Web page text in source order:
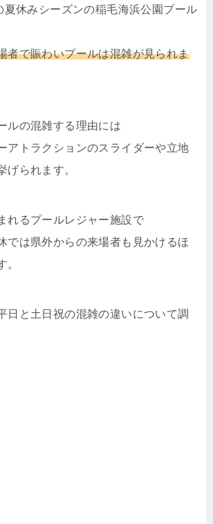
夏休みシーズンの稲毛海浜公園プール
者で賑わいプールは混雑が見られま
ルの混雑する理由には
アトラクションのスライダーや立地
げられます。
れるプールレジャー施設で
では県外からの来場者も見かけるほ
。
日と土日祝の混雑の違いについて調